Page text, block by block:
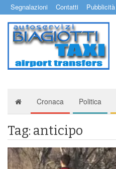
Segnalazioni Contatti Pubblicità
Cronaca Politica
Tag: anticipo